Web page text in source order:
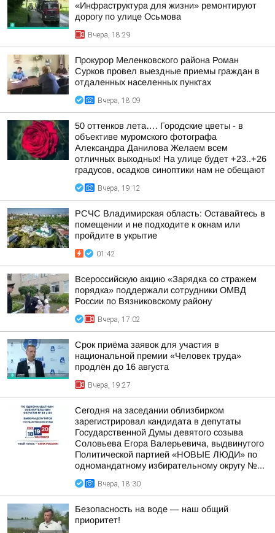
«Инфраструктура для жизни» ремонтируют
дорогу по улице Осьмова
Вчера, 18:29
Прокурор Меленковского района Роман
Сурков провел выездные приемы граждан в
отдаленных населенных пунктах
Вчера, 18:09
50 оттенков лета…. Городские цветы - в
объективе муромского фотографа
Александра Данилова Желаем всем
отличных выходных! На улице будет +23..+26
градусов, осадков синоптики нам не обещают
Вчера, 19:12
РСЧС Владимирская область: Оставайтесь в
помещении и не подходите к окнам или
пройдите в укрытие
01:42
Всероссийскую акцию «Зарядка со стражем
порядка» поддержали сотрудники ОМВД
России по Вязниковскому району
Вчера, 17:02
Срок приёма заявок для участия в
национальной премии «Человек труда»
продлён до 16 августа
Вчера, 19:27
Сегодня на заседании облизбирком
зарегистрировал кандидата в депутаты
Государственной Думы девятого созыва
Соловьева Егора Валерьевича, выдвинутого
Политической партией «НОВЫЕ ЛЮДИ» по
одномандатному избирательному округу №...
Вчера, 18:30
Безопасность на воде — наш общий
приоритет!